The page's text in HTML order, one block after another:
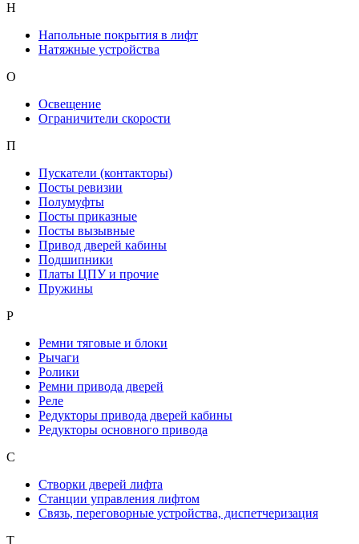
Н
Напольные покрытия в лифт
Натяжные устройства
О
Освещение
Ограничители скорости
П
Пускатели (контакторы)
Посты ревизии
Полумуфты
Посты приказные
Посты вызывные
Привод дверей кабины
Подшипники
Платы ЦПУ и прочие
Пружины
Р
Ремни тяговые и блоки
Рычаги
Ролики
Ремни привода дверей
Реле
Редукторы привода дверей кабины
Редукторы основного привода
С
Створки дверей лифта
Станции управления лифтом
Связь, переговорные устройства, диспетчеризация
Т